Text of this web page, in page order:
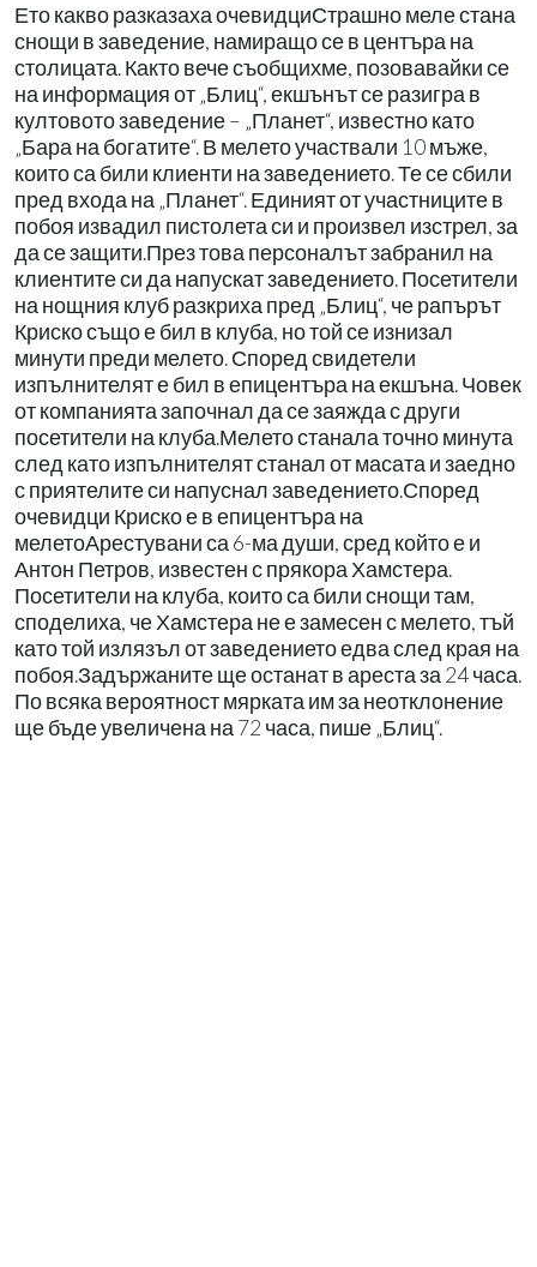
Ето какво разказаха очевидциСтрашно меле стана
снощи в заведение, намиращо се в центъра на
столицата. Както вече съобщихме, позовавайки се
на информация от „Блиц“, екшънът се разигра в
култовото заведение – „Планет“, известно като
„Бара на богатите“. В мелето участвали 10 мъже,
които са били клиенти на заведението. Те се сбили
пред входа на „Планет“. Единият от участниците в
побоя извадил пистолета си и произвел изстрел, за
да се защити.През това персоналът забранил на
клиентите си да напускат заведението. Посетители
на нощния клуб разкриха пред „Блиц“, че рапърът
Криско също е бил в клуба, но той се изнизал
минути преди мелето. Според свидетели
изпълнителят е бил в епицентъра на екшъна. Човек
от компанията започнал да се заяжда с други
посетители на клуба.Мелето станала точно минута
след като изпълнителят станал от масата и заедно
с приятелите си напуснал заведението.Според
очевидци Криско е в епицентъра на
мелетоАрестувани са 6-ма души, сред който е и
Антон Петров, известен с прякора Хамстера.
Посетители на клуба, които са били снощи там,
споделиха, че Хамстера не е замесен с мелето, тъй
като той излязъл от заведението едва след края на
побоя.Задържаните ще останат в ареста за 24 часа.
По всяка вероятност мярката им за неотклонение
ще бъде увеличена на 72 часа, пише „Блиц“.